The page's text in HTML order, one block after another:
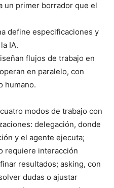
un primer borrador que el
define especificaciones y
IA.
flujos de trabajo en
en paralelo, con
humano.
modos de trabajo con
delegación, donde
y el agente ejecuta;
requiere interacción
resultados; asking, con
dudas o ajustar